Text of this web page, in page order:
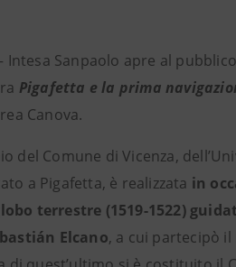
Intesa Sanpaolo apre al pubblico
Pigafetta e la prima
Canova.
del Comune di Vicenza,
a Pigafetta, è realizzata in
terrestre (1519-1522)
Elcano, a cui partecipò